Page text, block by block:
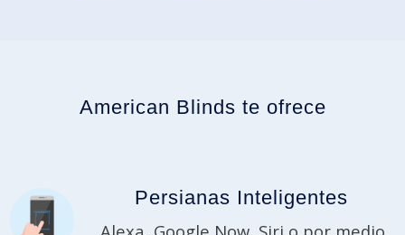
American Blinds te ofrece
Persianas Inteligentes
Alexa, Google Now, Siri o por medio